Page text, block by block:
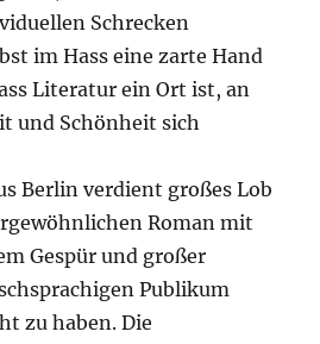
Schrecken
im Hass eine zarte Hand
Literatur ein Ort ist, an
und Schönheit sich
Berlin verdient großes Lob
Roman mit
Gespür und großer
Publikum
zu haben. Die